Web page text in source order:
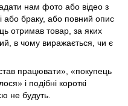
нам фото або відео з
або браку, або повний опис
отримав товар, за яких
в чому виражається, чи є
працювати», «покупець
і подібні короткі
не будуть.